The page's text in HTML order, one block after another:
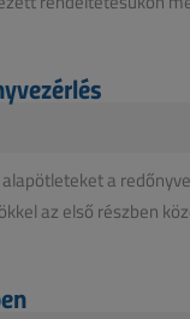
a
az első részben